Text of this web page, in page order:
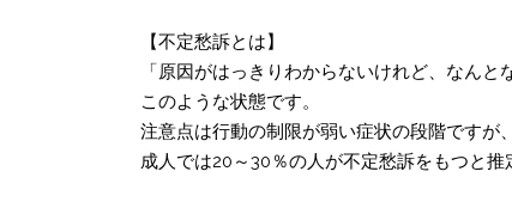
【不定愁訴とは】
「原因がはっきりわからないけれど、なんと
このような状態です。
注意点は行動の制限が弱い症状の段階ですが
成人では20～30％の人が不定愁訴をもつと推